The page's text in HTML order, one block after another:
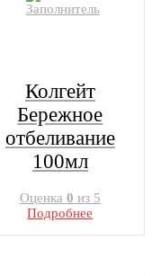
Колгейт
Бережное
отбеливание
100мл
Оценка 0 из 5
Подробнее